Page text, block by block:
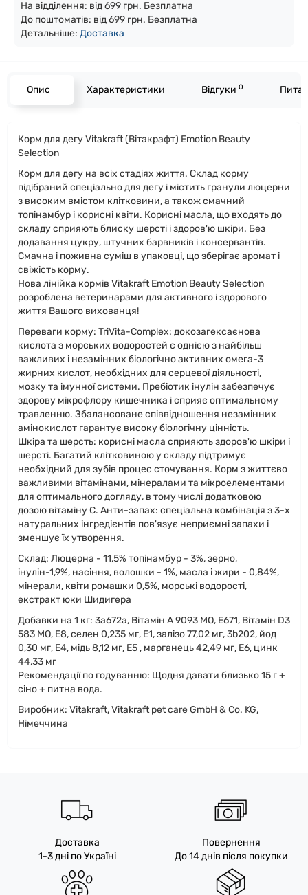
На відділення: від 699 грн. Безплатна
До поштоматів: від 699 грн. Безплатна
Детальніше: Доставка
Опис Характеристики Відгуки 0
Корм для дегу Vitakraft (Вітакрафт) Emotion Beauty
Selection
Корм для дегу на всіх стадіях життя. Склад корму
підібраний спеціально для дегу і містить гранули люцерни
з високим вмістом клітковини, а також смачний
топінамбур і корисні квіти. Корисні масла, що входять до
складу сприяють блиску шерсті і здоров'ю шкіри. Без
додавання цукру, штучних барвників і консервантів.
Смачна і поживна суміш в упаковці, що зберігає аромат і
свіжість корму.
Нова лінійка кормів Vitakraft Emotion Beauty Selection
розроблена ветеринарами для активного і здорового
життя Вашого вихованця!
Переваги корму: TriVita-Complex: докозагексаєнова
кислота з морських водоростей є однією з найбільш
важливих і незамінних біологічно активних омега-3
жирних кислот, необхідних для серцевої діяльності,
мозку та імунної системи. Пребіотик інулін забезпечує
здорову мікрофлору кишечника і сприяє оптимальному
травленню. Збалансоване співвідношення незамінних
амінокислот гарантує високу біологічну цінність.
Шкіра та шерсть: корисні масла сприяють здоров'ю шкіри і
шерсті. Багатий клітковиною у складу підтримує
необхідний для зубів процес сточування. Корм з життєво
важливими вітамінами, мінералами та мікроелементами
для оптимального догляду, в тому числі додатковою
дозою вітаміну С. Анти-запах: спеціальна комбінація з 3-х
натуральних інгредієнтів пов'язує неприємні запахи і
зменшує їх утворення.
Склад: Люцерна - 11,5% топінамбур - 3%, зерно,
інулін-1,9%, насіння, волошки - 1%, масла і жири - 0,84%,
мінерали, квіти ромашки 0,5%, морські водорості,
екстракт юки Шидигера
Добавки на 1 кг: 3a672a, Вітамін А 9093 МО, E671, Вітамін D3
583 МО, E8, селен 0,235 мг, E1, залізо 77,02 мг, 3b202, йод
0,30 мг, Е4, мідь 8,12 мг, E5 , марганець 42,49 мг, E6, цинк
44,33 мг
Рекомендації по годуванню: Щодня давати близько 15 г +
сіно + питна вода.
Виробник: Vitakraft, Vitakraft pet care GmbH & Co. KG,
Німеччина
Доставка
1-3 дні по Україні
Повернення
До 14 днів після покупки